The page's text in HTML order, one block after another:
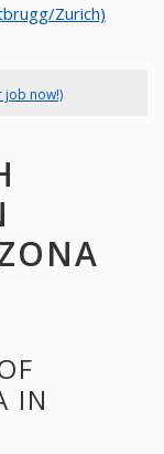
Zurich)
job now!)
IN